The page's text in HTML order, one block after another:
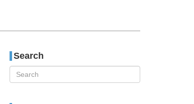
Search